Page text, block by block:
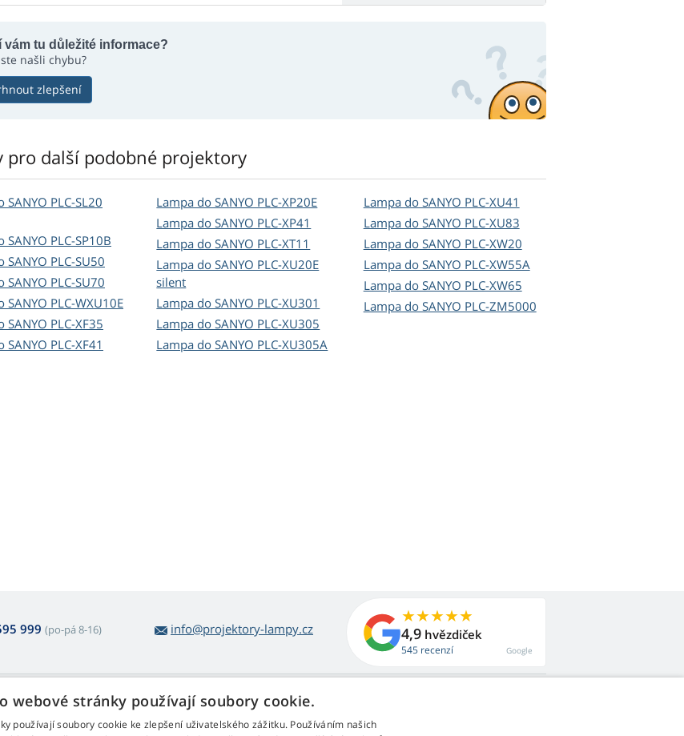
vám tu důležité informace?
našli chybu?
zlepšení
pro další podobné projektory
SANYO PLC-SL20
SANYO PLC-SP10B
SANYO PLC-SU50
SANYO PLC-SU70
SANYO PLC-WXU10E
SANYO PLC-XF35
SANYO PLC-XF41
Lampa do SANYO PLC-XP20E
Lampa do SANYO PLC-XP41
Lampa do SANYO PLC-XT11
Lampa do SANYO PLC-XU20E
silent
Lampa do SANYO PLC-XU301
Lampa do SANYO PLC-XU305
Lampa do SANYO PLC-XU305A
Lampa do SANYO PLC-XU41
Lampa do SANYO PLC-XU83
Lampa do SANYO PLC-XW20
Lampa do SANYO PLC-XW55A
Lampa do SANYO PLC-XW65
Lampa do SANYO PLC-ZM5000
999 (po-pá 8-16) info@projektory-lampy.cz 4,9 hvězdiček
545 recenzí Google
lamp
reklamace
Web Retail s.r.o.
Kontakt
webové stránky používají soubory cookie.
používají soubory cookie ke zlepšení uživatelského zážitku. Používáním našich